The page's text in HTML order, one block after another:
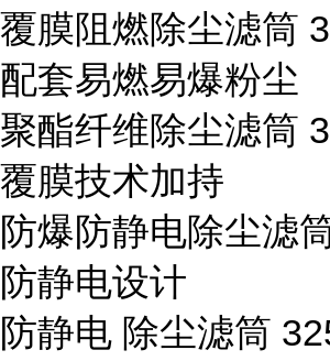
覆膜阻燃除尘滤筒
配套易燃易爆粉尘
聚酯纤维除尘滤筒
覆膜技术加持
防爆防静电除尘滤
防静电设计
防静电 除尘滤筒